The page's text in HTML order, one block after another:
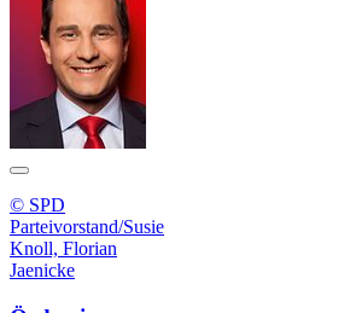
© SPD
Parteivorstand/Susie
Knoll, Florian
Jaenicke